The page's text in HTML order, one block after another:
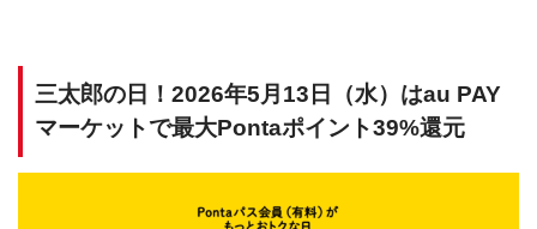
三太郎の日！2026年5月13日（水）はau PAY
マーケットで最大Pontaポイント39%還元